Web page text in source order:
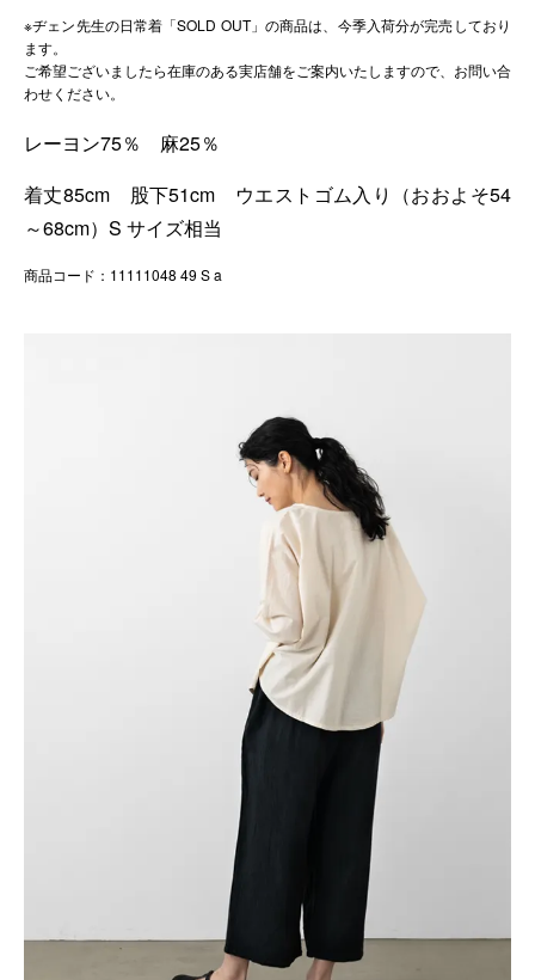
※ヂェン先生の日常着「SOLD OUT」の商品は、今季入荷分が完売しており
ます。
ご希望ございましたら在庫のある実店舗をご案内いたしますので、お問い合
わせください。
レーヨン75％ 麻25％
着丈85cm 股下51cm ウエストゴム入り（おおよそ54
～68cm）S サイズ相当
商品コード：11111048 49 S a